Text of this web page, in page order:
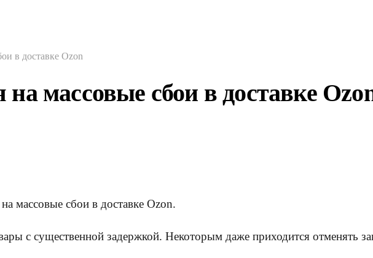
в доставке Ozon
массовые сбои в доставке
массовые сбои в доставке Ozon.
с существенной задержкой. Некоторым даже приходится отменять